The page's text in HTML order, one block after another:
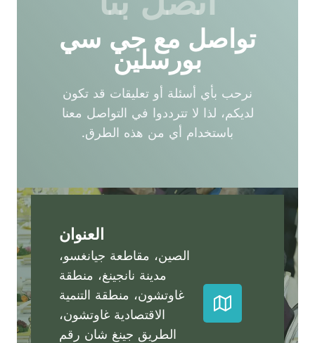
تواصل مع جي سي
بورسلين
نرحب بأي أسئلة أو تعليقات قد تكون
لديكم، لذا لا تترددوا في التواصل معنا
باستخدام أي من هذه الطرق.
العنوان
الصين، مقاطعة جيانغسو،
مدينة نانجينغ، منطقة
غاوتشون، منطقة التنمية
الاقتصادية غاوتشون،
الطريق جينغ شان رقم